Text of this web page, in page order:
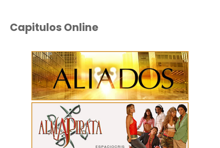
Capitulos Online